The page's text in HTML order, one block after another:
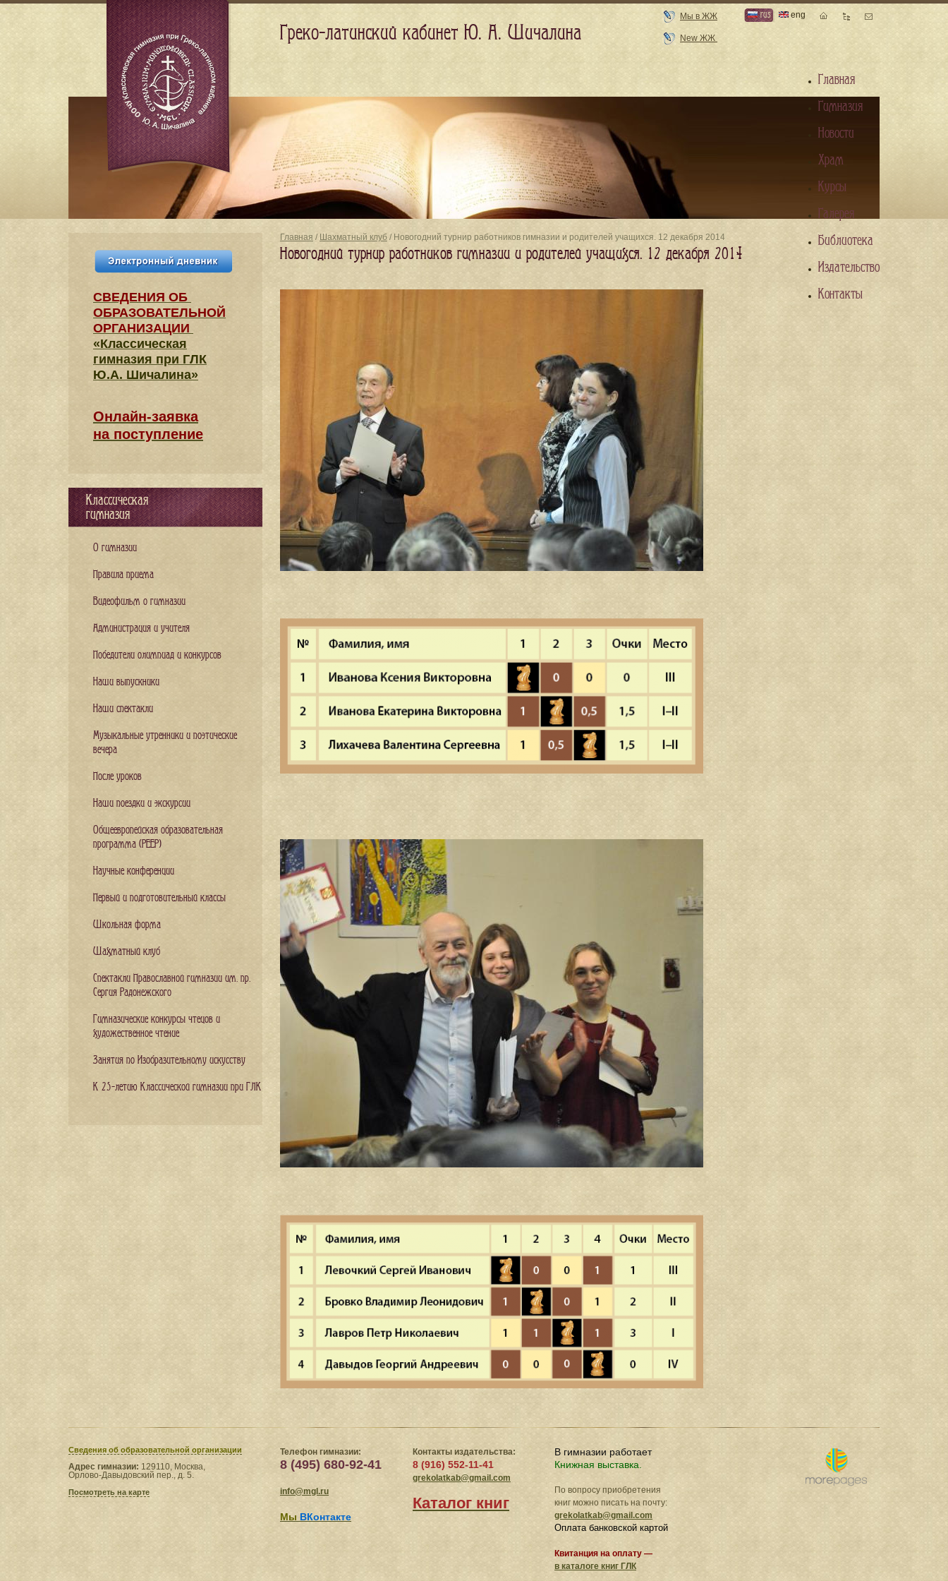
Главная / Шахматный клуб / Новогодний турнир работников гимназии и родителей учащихся. 12 декабря 2014
Новогодний турнир работников гимназии и родителей учащихся. 12 декабря 2014
СВЕДЕНИЯ​ ОБ
ОБРАЗОВАТЕЛЬНОЙ
ОРГАНИЗАЦИИ
«Классическая
гимназия при ГЛК
Ю.А. Шичалина»
Онлайн-заявка
на поступление
Классическая
гимназия
О гимназии
Правила приема
Видеофильм о гимназии
Администрация и учителя
Победители олимпиад и конкурсов
Наши выпускники
Наши спектакли
Музыкальные утренники и поэтические
вечера
После уроков
Наши поездки и экскурсии
Общеевропейская образовательная
программа (PEEP)
Научные конференции
Первый и подготовительный классы
Школьная форма
Шахматный клуб
Спектакли Православной гимназии им. пр.
Сергия Радонежского
Гимназические конкурсы чтецов и
художественное чтение
Занятия по Изобразительному искусству
К 25-летию Классической гимназии при ГЛК
Сведения​ об образовательной организации
Адрес гимназии: 129110, Москва,
Орлово-Давыдовский пер., д. 5.
Посмотреть на карте
Телефон гимназии:
8 (495) 680-92-41
info@mgl.ru
Мы ВКонтакте
Контакты издательства:
8 (916) 552-11-41
grekolatkab@gmail.com
Каталог книг
В гимназии работает
Книжная выставка.
По вопросу приобретения
книг можно писать на почту:
grekolatkab@gmail.com
Оплата банковской картой
Квитанция на оплату —
в каталоге книг ГЛК
Греко-латинский кабинет Ю. А. Шичалина
Мы в ЖЖ
New ЖЖ
rus eng
Главная
Гимназия
Новости
Храм
Курсы
Галерея
Библиотека
Издательство
Контакты